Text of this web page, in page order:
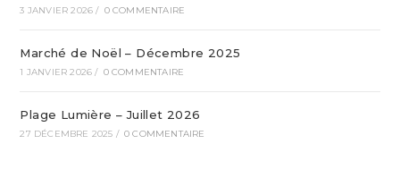
3 JANVIER 2026 / 0 COMMENTAIRE
Marché de Noël – Décembre 2025
1 JANVIER 2026 / 0 COMMENTAIRE
Plage Lumière – Juillet 2026
27 DÉCEMBRE 2025 / 0 COMMENTAIRE